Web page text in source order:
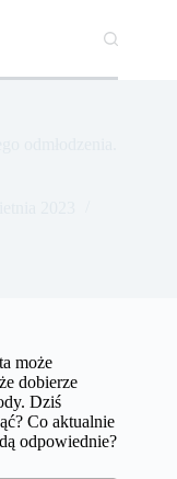
może
dobierze
Dziś
Co aktualnie
odpowiednie?